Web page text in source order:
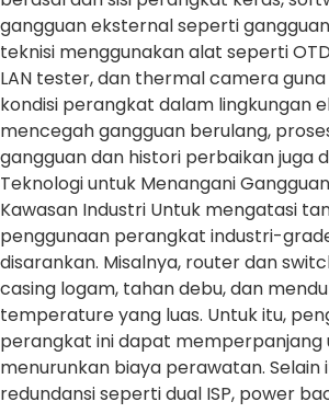
gangguan eksternal seperti
teknisi menggunakan alat seperti
LAN tester, dan thermal camera
kondisi perangkat dalam lingkungan
mencegah gangguan berulang,
gangguan dan histori perbaikan juga
Teknologi untuk Menangani
Kawasan Industri Untuk mengatasi
penggunaan perangkat industri-
disarankan. Misalnya, router dan
casing logam, tahan debu, dan
temperature yang luas. Untuk itu,
perangkat ini dapat memperpanjang
menurunkan biaya perawatan. Selain
redundansi seperti dual ISP, power